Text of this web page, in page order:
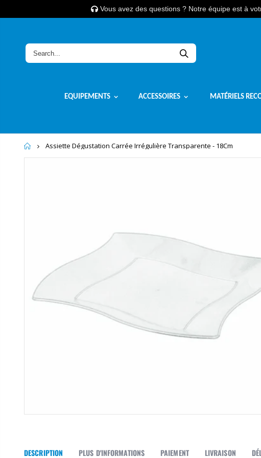
Vous avez des questions ? Notre équipe est à
EQUIPEMENTS ACCESSOIRES MATÉRIELS
Home
Assiette Dégustation Carrée Irrégulière Transparente - 18Cm
DESCRIPTION PLUS D'INFORMATIONS PAIEMENT LIVRAISON